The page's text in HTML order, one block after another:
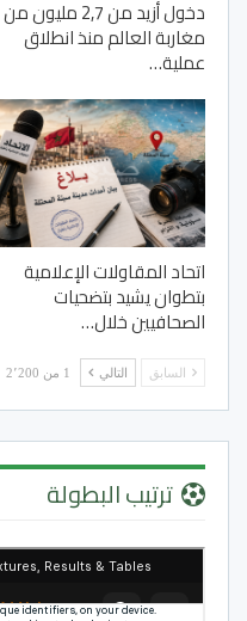
دخول أزيد من 2,7 مليون من
مغاربة العالم منذ انطلاق
عملية…
اتحاد المقاولات الإعلامية
بتطوان يشيد بتضحيات
الصحافيين خلال…
السابق التالي 1 من 2٬200
ترتيب البطولة